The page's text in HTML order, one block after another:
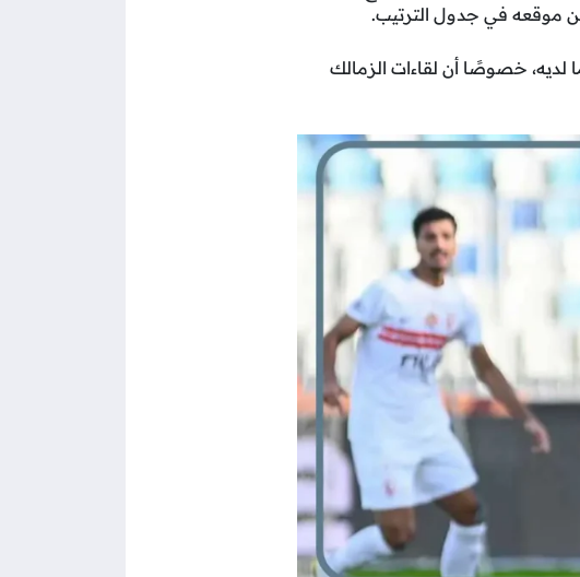
موقعه في جدول الترتيب.
خصوصًا أن لقاءات الزمالك